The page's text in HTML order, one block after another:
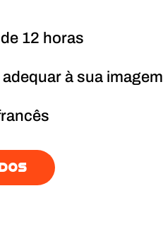
12 horas
à sua imagem